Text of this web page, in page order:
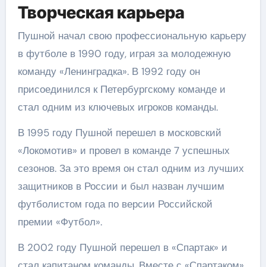
Творческая карьера
Пушной начал свою профессиональную карьеру
в футболе в 1990 году, играя за молодежную
команду «Ленинградка». В 1992 году он
присоединился к Петербургскому команде и
стал одним из ключевых игроков команды.
В 1995 году Пушной перешел в московский
«Локомотив» и провел в команде 7 успешных
сезонов. За это время он стал одним из лучших
защитников в России и был назван лучшим
футболистом года по версии Российской
премии «Футбол».
В 2002 году Пушной перешел в «Спартак» и